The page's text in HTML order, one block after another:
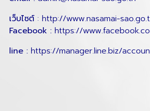
เว็บไซต์ : http://www.nasamai-
Facebook : https://
line : https://manager.line.biz/